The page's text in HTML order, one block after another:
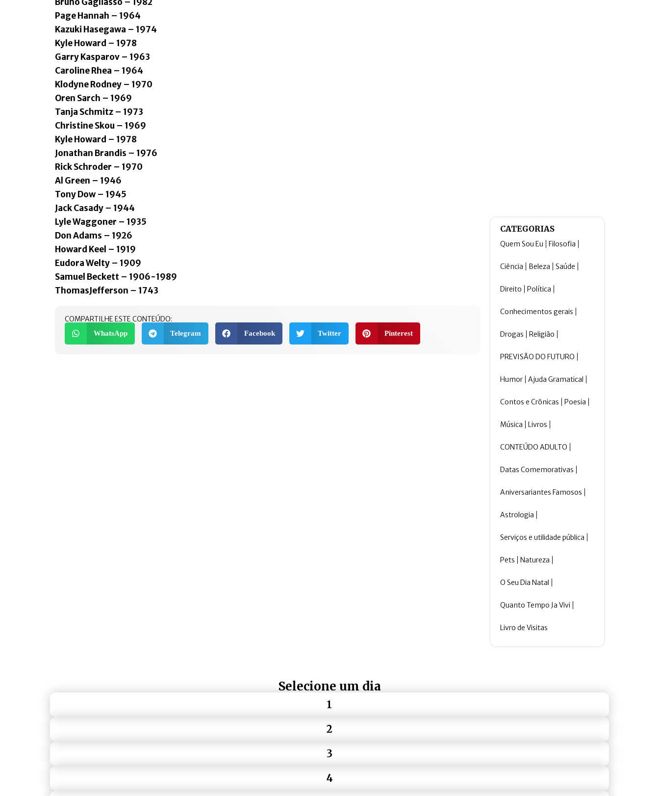
Page Hannah – 1964
Kazuki Hasegawa – 1974
Kyle Howard – 1978
Garry Kasparov – 1963
Caroline Rhea – 1964
Klodyne Rodney – 1970
Oren Sarch – 1969
Tanja Schmitz – 1973
Christine Skou – 1969
Kyle Howard – 1978
Jonathan Brandis – 1976
Rick Schroder – 1970
Al Green – 1946
Tony Dow – 1945
Jack Casady – 1944
Lyle Waggoner – 1935
Don Adams – 1926
Howard Keel – 1919
Eudora Welty – 1909
Samuel Beckett – 1906-1989
ThomasJefferson – 1743
COMPARTILHE ESTE CONTEÚDO:
WhatsApp Telegram Facebook Twitter Pinterest
CATEGORIAS
Quem Sou Eu Filosofia
Ciência Beleza Saúde
Direito Política
Conhecimentos gerais
Drogas Religião
PREVISÃO DO FUTURO
Humor Ajuda Gramatical
Contos e Crônicas Poesia
Música Livros
CONTEÚDO ADULTO
Datas Comemorativas
Aniversariantes Famosos
Astrologia
Serviços e utilidade pública
Pets Natureza
O Seu Dia Natal
Quanto Tempo Ja Vivi
Livro de Visitas
Selecione um dia
1
2
3
4